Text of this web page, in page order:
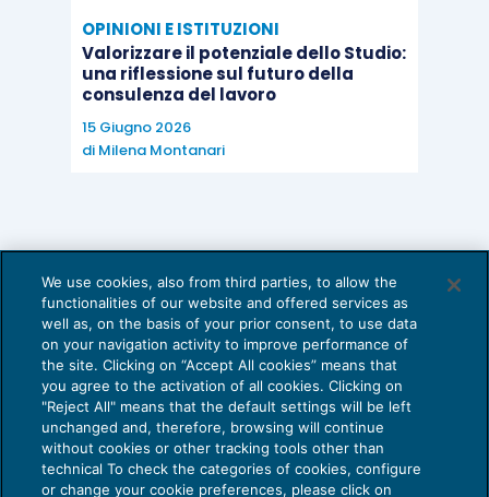
OPINIONI E ISTITUZIONI
Valorizzare il potenziale dello Studio:
una riflessione sul futuro della
consulenza del lavoro
15 Giugno 2026
di Milena Montanari
We use cookies, also from third parties, to allow the
functionalities of our website and offered services as
well as, on the basis of your prior consent, to use data
on your navigation activity to improve performance of
the site. Clicking on “Accept All cookies” means that
you agree to the activation of all cookies. Clicking on
"Reject All" means that the default settings will be left
unchanged and, therefore, browsing will continue
without cookies or other tracking tools other than
technical To check the categories of cookies, configure
or change your cookie preferences, please click on